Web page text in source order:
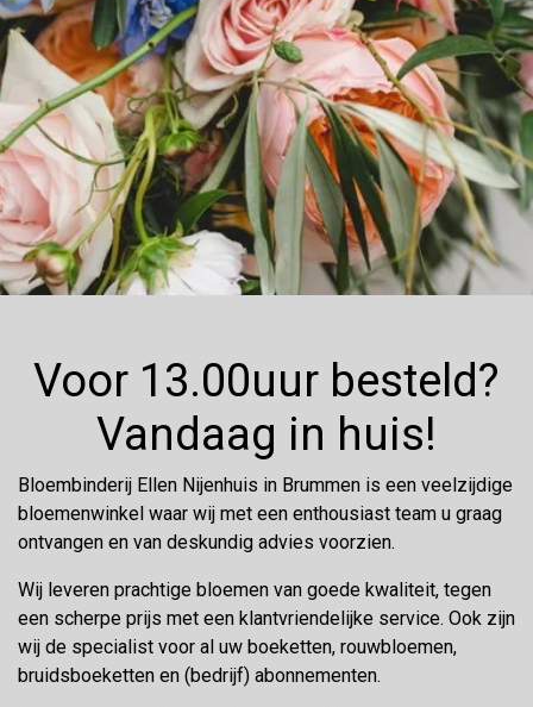
Voor 13.00uur besteld?
Vandaag in huis!
Bloembinderij Ellen Nijenhuis in Brummen is een veelzijdige
bloemenwinkel waar wij met een enthousiast team u graag
ontvangen en van deskundig advies voorzien.
Wij leveren prachtige bloemen van goede kwaliteit, tegen
een scherpe prijs met een klantvriendelijke service. Ook zijn
wij de specialist voor al uw boeketten, rouwbloemen,
bruidsboeketten en (bedrijf) abonnementen.